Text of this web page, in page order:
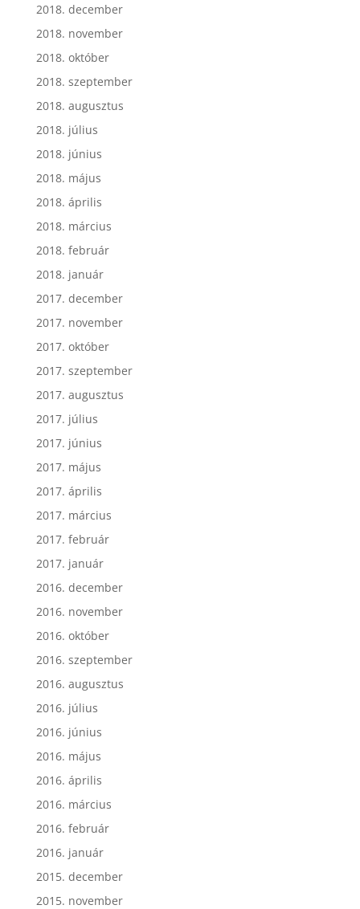
2018. december
2018. november
2018. október
2018. szeptember
2018. augusztus
2018. július
2018. június
2018. május
2018. április
2018. március
2018. február
2018. január
2017. december
2017. november
2017. október
2017. szeptember
2017. augusztus
2017. július
2017. június
2017. május
2017. április
2017. március
2017. február
2017. január
2016. december
2016. november
2016. október
2016. szeptember
2016. augusztus
2016. július
2016. június
2016. május
2016. április
2016. március
2016. február
2016. január
2015. december
2015. november